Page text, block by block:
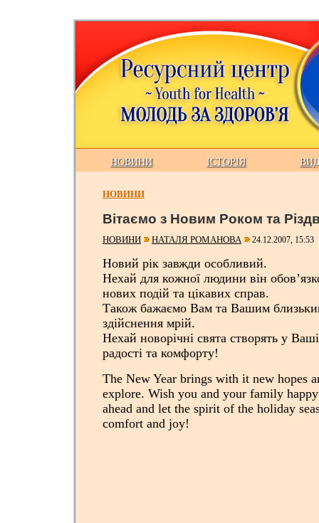
НОВИНИ ІСТОРІЯ
НОВИНИ
Вітаємо з Новим Роком та
НОВИНИ НАТАЛЯ РОМАНОВА 24.12.2007, 15:53
Новий рік завжди особливий.
Нехай для кожної людини він
нових подій та цікавих справ.
Також бажаємо Вам та Вашим
здійснення мрій.
Нехай новорічні свята створять у
радості та комфорту!
The New Year brings with it new hopes
explore. Wish you and your family
ahead and let the spirit of the holiday
comfort and joy!